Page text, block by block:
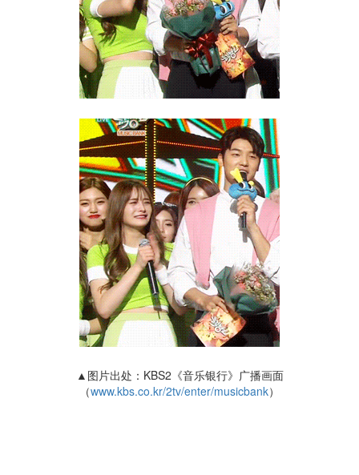
▲图片出处：KBS2《音乐银行》广播画面
（www.kbs.co.kr/2tv/enter/musicbank）